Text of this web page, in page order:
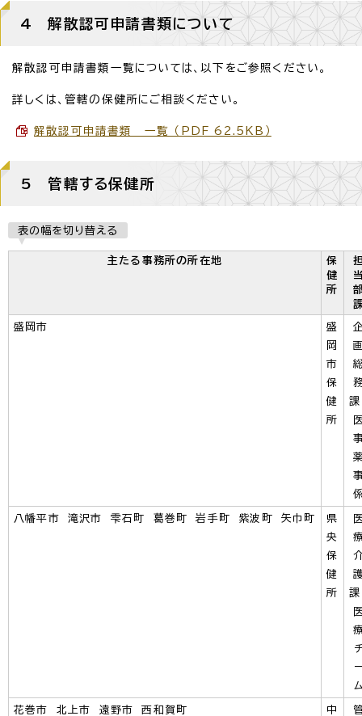
4 解散認可申請書類について
解散認可申請書類一覧については、以下をご参照ください。
詳しくは、管轄の保健所にご相談ください。
解散認可申請書類 一覧 （PDF 62.5KB）
5 管轄する保健所
表の幅を切り替える
主たる事務所の所在地
保
健
所
盛岡市
盛
岡
市
保
健
所
八幡平市 滝沢市 雫石町 葛巻町 岩手町 紫波町 矢巾町
県
央
保
健
所
花巻市 北上市 遠野市 西和賀町
中